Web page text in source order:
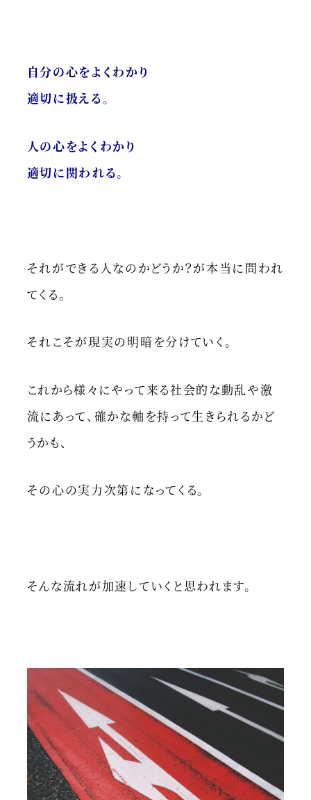
自分の心をよくわかり
適切に扱える。
人の心をよくわかり
適切に関われる。
それができる人なのかどうか？が本当に問われ
てくる。
それこそが現実の明暗を分けていく。
これから様々にやって来る社会的な動乱や激
流にあって、確かな軸を持って生きられるかど
うかも、
その心の実力次第になってくる。
そんな流れが加速していくと思われます。